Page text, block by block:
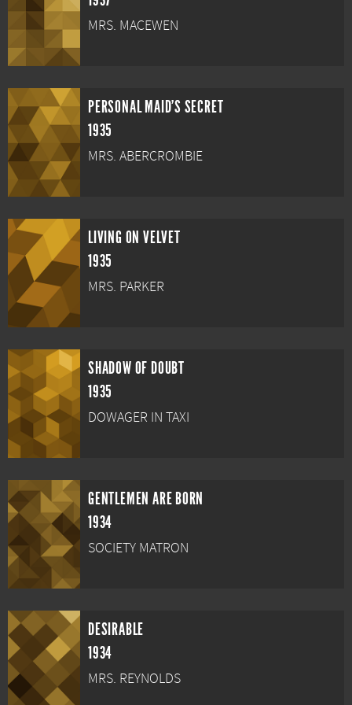
MRS. MACEWEN
PERSONAL MAID'S SECRET
1935
MRS. ABERCROMBIE
LIVING ON VELVET
1935
MRS. PARKER
SHADOW OF DOUBT
1935
DOWAGER IN TAXI
GENTLEMEN ARE BORN
1934
SOCIETY MATRON
DESIRABLE
1934
MRS. REYNOLDS